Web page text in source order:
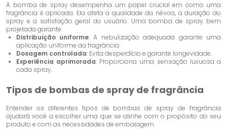
A bomba de spray desempenha um papel crucial em como uma
fragrância é aplicada. Ela afeta a qualidade da névoa, a duração do
spray e a satisfação geral do usuário. Uma bomba de spray bem
projetada garante:
Distribuição uniforme: A nebulização adequada garante uma
aplicação uniforme da fragrância.
Dosagem controlada: Evita desperdício e garante longevidade.
Experiência aprimorada: Proporciona uma sensação luxuosa a
cada spray.
Tipos de bombas de spray de fragrância
Entender os diferentes tipos de bombas de spray de fragrância
ajudará você a escolher uma que se alinhe com o propósito do seu
produto e com as necessidades de embalagem.